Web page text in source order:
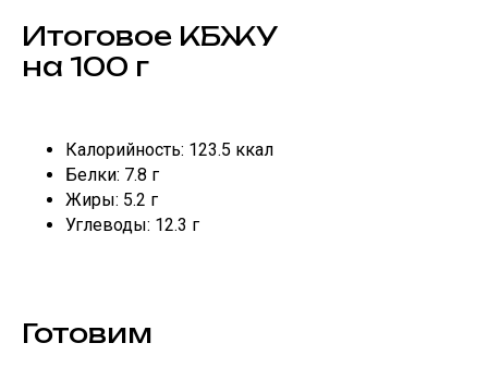
Итоговое КБЖУ
на 100 г
Калорийность: 123.5 ккал
Белки: 7.8 г
Жиры: 5.2 г
Углеводы: 12.3 г
Готовим